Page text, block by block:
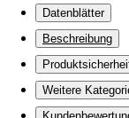
Datenblätter
Beschreibung
Weitere